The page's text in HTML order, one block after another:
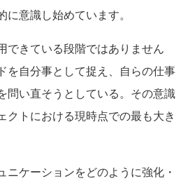
に意識し始めています。
できている段階ではありません
を自分事として捉え、自らの仕事
問い直そうとしている。その意識
クトにおける現時点での最も大き
ケーションをどのように強化・